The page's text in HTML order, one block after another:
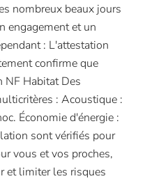
nombreux beaux jours
engagement et un
: L'attestation
confirme que
NF Habitat Des
: Acoustique :
Économie d'énergie :
sont vérifiés pour
vous et vos proches,
et limiter les risques